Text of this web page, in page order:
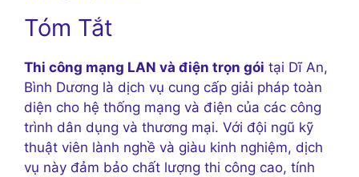
Tóm Tắt
Thi công mạng LAN và điện trọn gói tại Dĩ An,
Bình Dương là dịch vụ cung cấp giải pháp toàn
diện cho hệ thống mạng và điện của các công
trình dân dụng và thương mại. Với đội ngũ kỹ
thuật viên lành nghề và giàu kinh nghiệm, dịch
vụ này đảm bảo chất lượng thi công cao, tính